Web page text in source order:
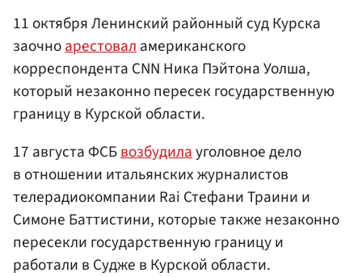
11 октября Ленинский районный суд Курска
заочноарестовал американского
корреспондента CNN Ника Пэйтона Уолша,
который незаконно пересек государственную
границу в Курской области.
17 августа ФСБвозбудилауголовное дело
в отношении итальянских журналистов
телерадиокомпании Rai Стефани Траини и
Симоне Баттистини, которые также незаконно
пересекли государственную границу и
работали в Судже в Курской области.